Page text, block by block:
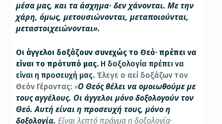
μέσα μας, και τα άσχημα· δεν χάνονται. Με την
χάρη, όμως, μετουσιώνονται, μεταποιούνται,
μεταστοιχειώνονται».
Οι άγγελοι δοξάζουν συνεχώς το Θεό· πρέπει να
είναι το πρότυπό μας. Η δοξολογία πρέπει να
είναι η προσευχή μας. Έλεγε ο αεί δοξάζων τον
Θεόν Γέροντας:«Ο Θεός θέλει να ομοιωθούμε με
τους αγγέλους. Οι άγγελοι μόνο δοξολογούν τον
Θεό. Αυτή είναι η προσευχή τους, μόνο η
δοξολογία. Είναι λεπτό πράγμα η δοξολογία·